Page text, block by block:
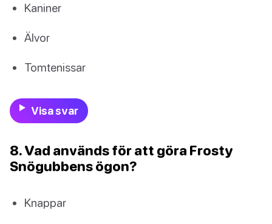
Kaniner
Älvor
Tomtenissar
Visa svar
8. Vad används för att göra Frosty
Snögubbens ögon?
Knappar